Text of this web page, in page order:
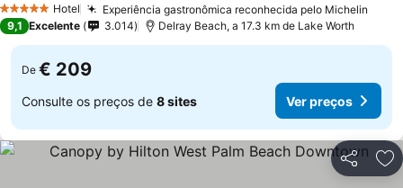
5 Estrelas Hotel Experiência gastronômica reconhecida pelo Michelin
9,1 Excelente 3.014 Delray Beach, a 17.3 km de Lake Worth
De € 209
Consulte os preços de 8 sites Ver preços
Partilhar